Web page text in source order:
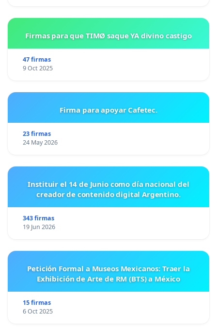
Firmas para que TIMØ saque YA divino castigo
47 firmas
9 Oct 2025
Firma para apoyar Cafetec.
23 firmas
24 May 2026
Instituir el 14 de Junio como día nacional del
creador de contenido digital Argentino.
343 firmas
19 Jun 2026
Petición Formal a Museos Mexicanos: Traer la
Exhibición de Arte de RM (BTS) a México
15 firmas
6 Oct 2025